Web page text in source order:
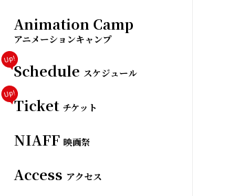
Animation Camp
アニメーションキャンプ
Schedule スケジュール
Up!
Ticket チケット
Up!
NIAFF 映画祭
Access アクセス